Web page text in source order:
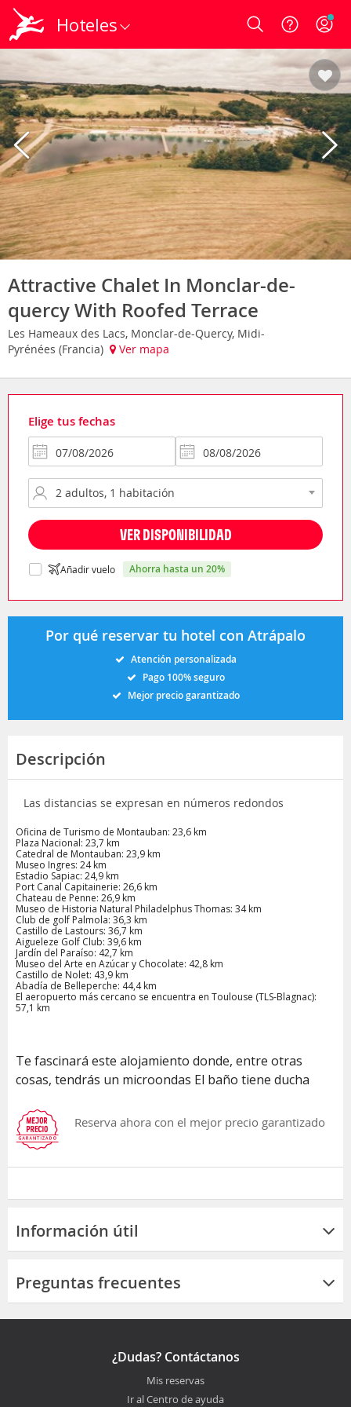
Hoteles Login
Attractive Chalet In Monclar-de-
quercy With Roofed Terrace
Les Hameaux des Lacs, Monclar-de-Quercy, Midi-
Pyrénées (Francia)
Ver mapa
Elige tus fechas
VER DISPONIBILIDAD
Añadir vuelo ahorra hasta un 20%
Por qué reservar tu hotel con Atrápalo
Atención personalizada
Pago 100% seguro
Mejor precio garantizado
Descripción
Las distancias se expresan en números redondos
Oficina de Turismo de Montauban: 23,6 km
Plaza Nacional: 23,7 km
Catedral de Montauban: 23,9 km
Museo Ingres: 24 km
Estadio Sapiac: 24,9 km
Port Canal Capitainerie: 26,6 km
Chateau de Penne: 26,9 km
Museo de Historia Natural Philadelphus Thomas: 34 km
Club de golf Palmola: 36,3 km
Castillo de Lastours: 36,7 km
Aigueleze Golf Club: 39,6 km
Jardín del Paraíso: 42,7 km
Museo del Arte en Azúcar y Chocolate: 42,8 km
Castillo de Nolet: 43,9 km
Abadía de Belleperche: 44,4 km
El aeropuerto más cercano se encuentra en Toulouse (TLS-Blagnac):
57,1 km
Te fascinará este alojamiento donde, entre otras
cosas, tendrás un microondas El baño tiene ducha
Reserva ahora con el mejor precio garantizado
Información útil
Preguntas frecuentes
¿Dudas? Contáctanos
Mis reservas
Ir al Centro de ayuda